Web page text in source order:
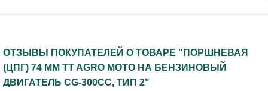
ОТЗЫВЫ ПОКУПАТЕЛЕЙ О ТОВАРЕ "ПОРШНЕВАЯ
(ЦПГ) 74 ММ TT AGRO MOTO НА БЕНЗИНОВЫЙ
ДВИГАТЕЛЬ CG-300CC, ТИП 2"